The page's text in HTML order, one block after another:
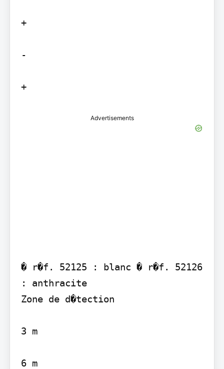
+
-
+
Advertisements
� r�f. 52125 : blanc � r�f. 52126
: anthracite
Zone de d�tection
3 m
6 m